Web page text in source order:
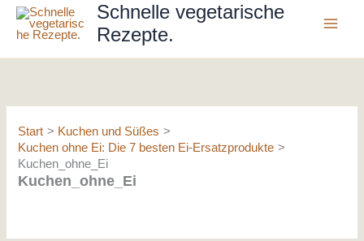
Inhalt
springen
Schnelle vegetarische
Rezepte.
Start
Kuchen und Süßes
Kuchen ohne Ei: Die 7 besten Ei-Ersatzprodukte
Kuchen_ohne_Ei
Kuchen_ohne_Ei